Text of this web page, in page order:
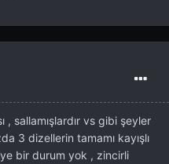
sallamışlardır vs gibi şeyler
3 dizellerin tamamı kayışlı
bir durum yok , zincirli